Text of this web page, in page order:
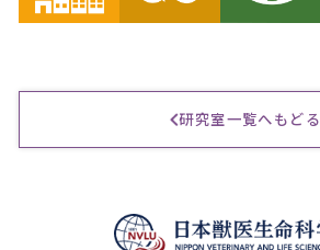
研究室一覧へもどる